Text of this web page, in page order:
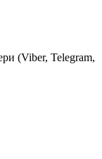
(Viber, Telegram,